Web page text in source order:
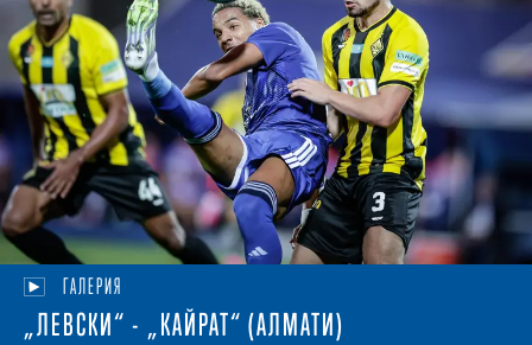
ГАЛЕРИЯ
„ЛЕВСКИ“ - „КАЙРАТ“ (АЛМАТИ)